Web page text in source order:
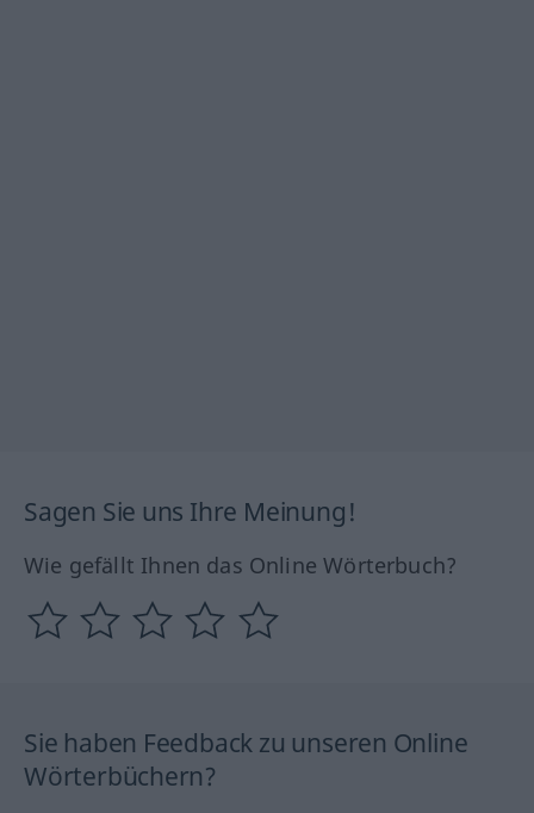
Sagen Sie uns Ihre Meinung!
Wie gefällt Ihnen das Online Wörterbuch?
Sie haben Feedback zu unseren Online
Wörterbüchern?